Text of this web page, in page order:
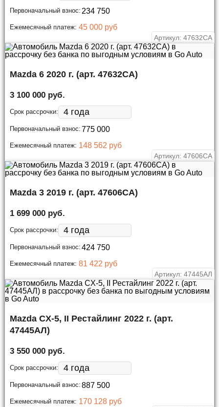
Первоначальный взнос:
Ежемесячный платеж: 45 000 руб
Артикул: 47632СА
Mazda 6 2020 г. (арт. 47632СА)
3 100 000 руб.
Срок рассрочки:
Первоначальный взнос:
Ежемесячный платеж: 148 562 руб
Артикул: 47606СА
Mazda 3 2019 г. (арт. 47606СА)
1 699 000 руб.
Срок рассрочки:
Первоначальный взнос:
Ежемесячный платеж: 81 422 руб
Артикул: 47445АЛ
Mazda CX-5, II Рестайлинг 2022 г. (арт.
47445АЛ)
3 550 000 руб.
Срок рассрочки:
Первоначальный взнос:
Ежемесячный платеж: 170 128 руб